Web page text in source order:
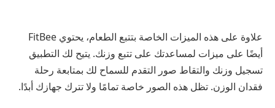
علاوة على هذه الميزات الخاصة بتتبع الطعام، يحتوي FitBee
أيضًا على ميزات لمساعدتك على تتبع وزنك. يتيح لك التطبيق
تسجيل وزنك والتقاط صور التقدم للسماح لك بمتابعة رحلة
فقدان الوزن. تظل هذه الصور خاصة تمامًا ولا تترك جهازك أبدًا.